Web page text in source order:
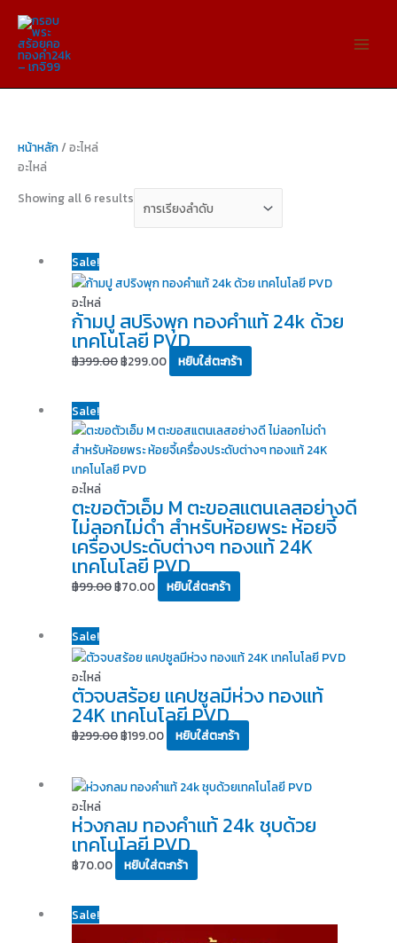
content
หน้าหลัก/ อะไหล่
อะไหล่
Showing all 6 results
Sale!
อะไหล่
ก้ามปู สปริงพุก ทองคำแท้ 24k ด้วย
เทคโนโลยี PVD
฿399.00
price
฿399.00.
฿299.00
price
฿299.00.
หยิบใส่ตะกร้า
Sale!
อะไหล่
ตะขอตัวเอ็ม M ตะขอสแตนเลสอย่างดี
ไม่ลอกไม่ดำ สำหรับห้อยพระ ห้อยจี้
เครื่องประดับต่างๆ ทองแท้ 24K
เทคโนโลยี PVD
฿99.00
price
was:
฿99.00.
฿70.00
price
is:
หยิบใส่ตะกร้า
Sale!
อะไหล่
ตัวจบสร้อย แคปซูลมีห่วง ทองแท้
24K เทคโนโลยี PVD
฿299.00
price
฿299.00.
฿199.00
price
฿199.00.
หยิบใส่ตะกร้า
อะไหล่
ห่วงกลม ทองคำแท้ 24k ชุบด้วย
เทคโนโลยี PVD
฿70.00 หยิบใส่ตะกร้า
Sale!